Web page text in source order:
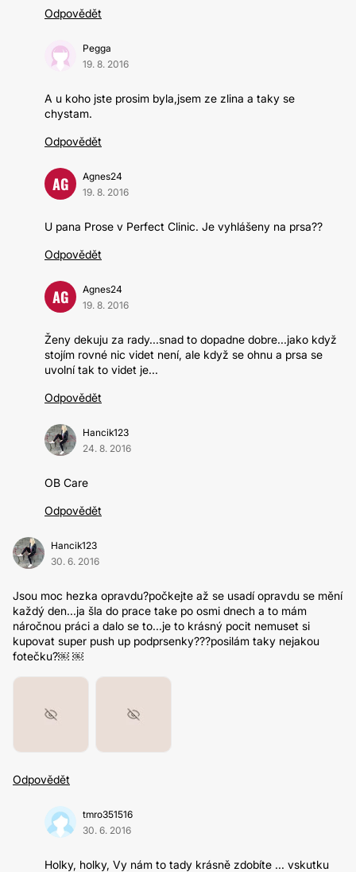
Odpovědět
Pegga
19. 8. 2016
A u koho jste prosim byla,jsem ze zlina a taky se
chystam.
Odpovědět
AG
Agnes24
19. 8. 2016
U pana Prose v Perfect Clinic. Je vyhlášeny na prsa??
Odpovědět
AG
Agnes24
19. 8. 2016
Ženy dekuju za rady...snad to dopadne dobre...jako když
stojím rovné nic videt není, ale když se ohnu a prsa se
uvolní tak to videt je...
Odpovědět
Hancik123
24. 8. 2016
OB Care
Odpovědět
Hancik123
30. 6. 2016
Jsou moc hezka opravdu?počkejte až se usadí opravdu se mění
každý den...ja šla do prace take po osmi dnech a to mám
náročnou práci a dalo se to...je to krásný pocit nemuset si
kupovat super push up podprsenky???posilám taky nejakou
fotečku?￼ ￼
Odpovědět
tmro351516
30. 6. 2016
Holky, holky, Vy nám to tady krásně zdobíte ... vskutku